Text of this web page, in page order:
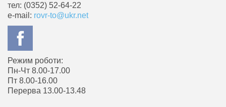
тел: (0352) 52-64-22
e-mail: rovr-to@ukr.net
Режим роботи:
Пн-Чт 8.00-17.00
Пт 8.00-16.00
Перерва 13.00-13.48